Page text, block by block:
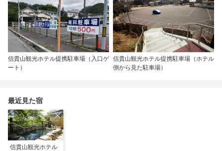
信貴山観光ホテル提携駐車場（入口ゲ
ート）
信貴山観光ホテル提携駐車場（ホテル
側から見た駐車場）
最近見た宿
信貴山観光ホテル